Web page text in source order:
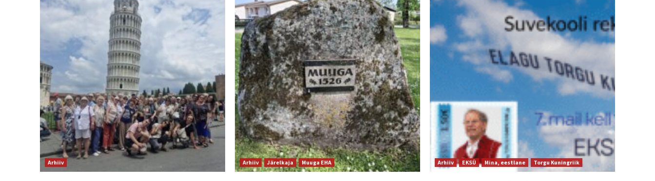
Arhiiv Arhiiv Järelkaja Muuga EHA Arhiiv EKSÜ Mina, eestlane Torgu Kuningriik